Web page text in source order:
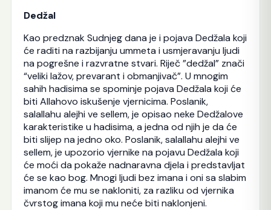
Dedžal
Kao predznak Sudnjeg dana je i pojava Dedžala koji
će raditi na razbijanju ummeta i usmjeravanju ljudi
na pogrešne i razvratne stvari. Riječ ”dedžal” znači
“veliki lažov, prevarant i obmanjivač”. U mnogim
sahih hadisima se spominje pojava Dedžala koji će
biti Allahovo iskušenje vjernicima. Poslanik,
salallahu alejhi ve sellem, je opisao neke Dedžalove
karakteristike u hadisima, a jedna od njih je da će
biti slijep na jedno oko. Poslanik, salallahu alejhi ve
sellem, je upozorio vjernike na pojavu Dedžala koji
će moći da pokaže nadnaravna djela i predstavljat
će se kao bog. Mnogi ljudi bez imana i oni sa slabim
imanom će mu se nakloniti, za razliku od vjernika
čvrstog imana koji mu neće biti naklonjeni.